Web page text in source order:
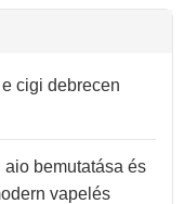
cigi debrecen
aio bemutatása és
vapelés